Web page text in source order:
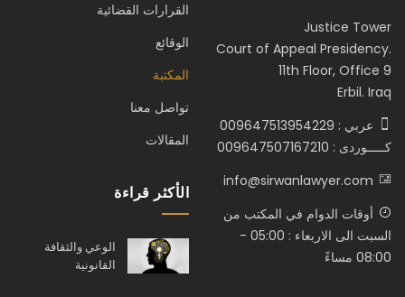
Justice Tower
Court of Appeal Presidency.
11th Floor, Office 9
Erbil. Iraq
عربي : 009647513954229
كـــــوردى : 009647507167210
info@sirwanlawyer.com
أوقات الدوام في المكتب من
السبت الى الاربعاء : 05:00 -
08:00 مساءً
القرارات القضائية
الوقائع
المكتبة
تواصل معنا
المقالات
الأكثر قراءة
الوعي والثقافة
القانونية